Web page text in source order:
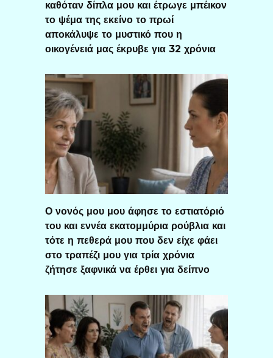
καθόταν δίπλα μου και έτρωγε μπέικον
το ψέμα της εκείνο το πρωί
αποκάλυψε το μυστικό που η
οικογένειά μας έκρυβε για 32 χρόνια
Ο νονός μου μου άφησε το εστιατόριό
του και εννέα εκατομμύρια ρούβλια και
τότε η πεθερά μου που δεν είχε φάει
στο τραπέζι μου για τρία χρόνια
ζήτησε ξαφνικά να έρθει για δείπνο